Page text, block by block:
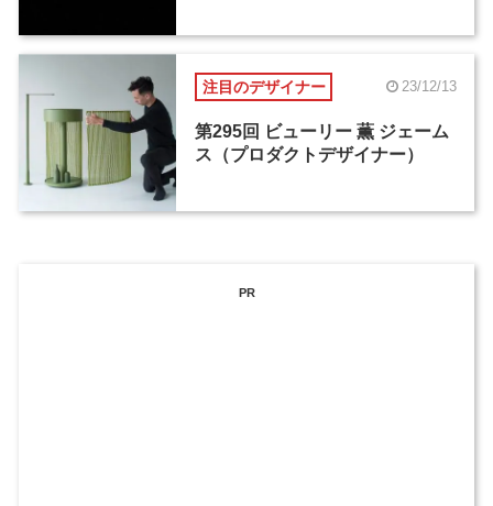
注目のデザイナー 23/12/13
第295回 ビューリー 薫 ジェーム
ス（プロダクトデザイナー）
PR